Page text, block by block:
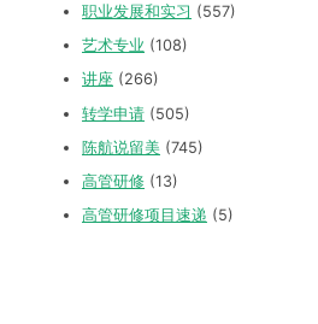
职业发展和实习 (557)
艺术专业 (108)
讲座 (266)
转学申请 (505)
陈航说留美 (745)
高管研修 (13)
高管研修项目速递 (5)